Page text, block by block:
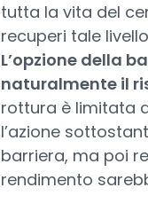
tutta la vita del
recuperi tale
L’opzione della
naturalmente il
rottura è limitata
l’azione
barriera, ma poi
rendimento